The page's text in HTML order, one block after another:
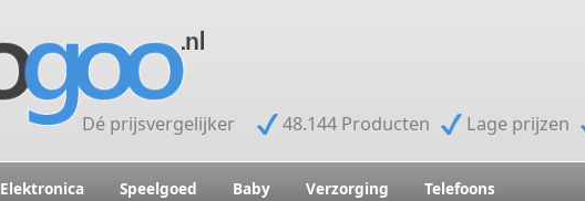
Dé prijsvergelijker 48.144 Producten Lage prijzen
Elektronica Speelgoed Baby Verzorging Telefoons